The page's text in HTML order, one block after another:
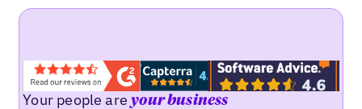
Your people areyour business